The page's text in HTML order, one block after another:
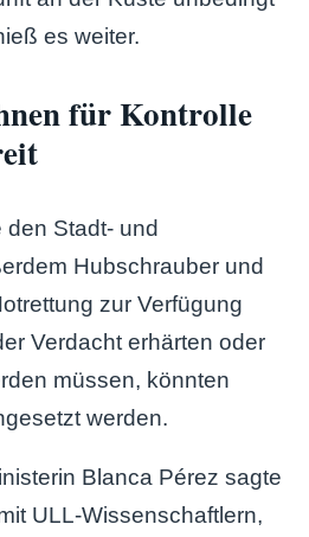
es weiter.
für Kontrolle
Stadt- und
Hubschrauber und
zur Verfügung
Verdacht erhärten oder
müssen, könnten
werden.
Blanca Pérez sagte
ULL-Wissenschaftlern,